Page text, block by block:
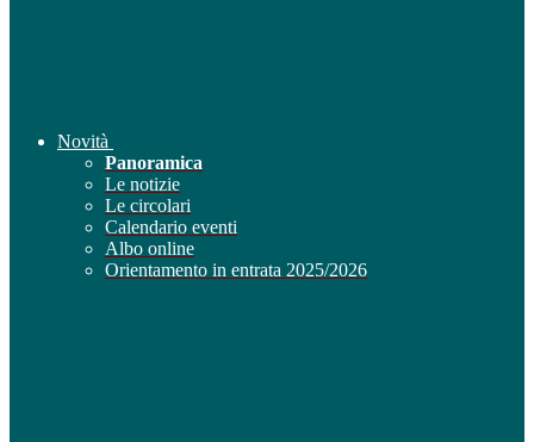
Novità
Panoramica
Le notizie
Le circolari
Calendario eventi
Albo online
Orientamento in entrata 2025/2026